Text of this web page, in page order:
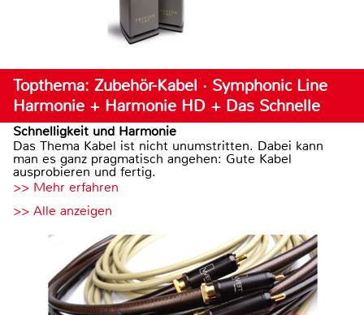
Topthema: Zubehör-Kabel · Symphonic Line
Harmonie + Harmonie HD + Das Schnelle
Schnelligkeit und Harmonie
Das Thema Kabel ist nicht unumstritten. Dabei kann
man es ganz pragmatisch angehen: Gute Kabel
ausprobieren und fertig.
>> Mehr erfahren
>> Alle anzeigen